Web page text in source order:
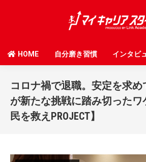
HOME 自分磨き習慣 インタビ
コロナ禍で退職。安定を求め
が新たな挑戦に踏み切った
民を救えPROJECT】